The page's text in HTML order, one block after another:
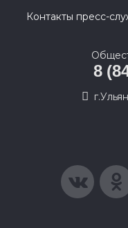
Контакты пресс-
8